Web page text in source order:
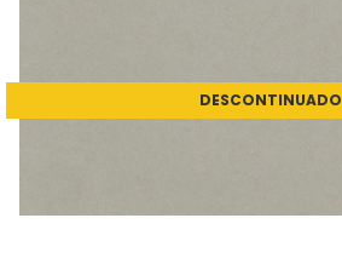
DESCONTINUADO